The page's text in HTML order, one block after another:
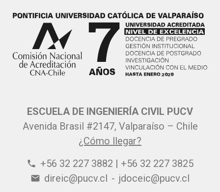
ESCUELA DE INGENIERÍA CIVIL PUCV
Avenida Brasil #2147, Valparaíso – Chile
¿Cómo llegar?
phone +56 32 227 3882 | +56 32 227 3825
email direic@pucv.cl - jdoceic@pucv.cl